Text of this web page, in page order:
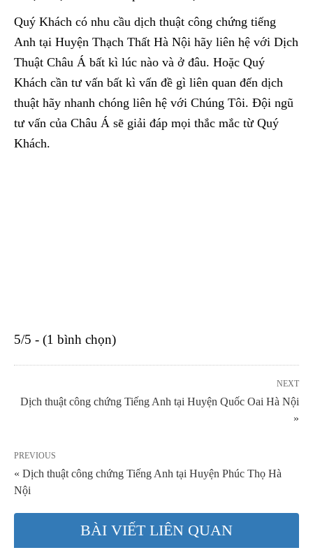
Quý Khách có nhu cầu dịch thuật công chứng tiếng
Anh tại Huyện Thạch Thất Hà Nội hãy liên hệ với Dịch
Thuật Châu Á bất kì lúc nào và ở đâu. Hoặc Quý
Khách cần tư vấn bất kì vấn đề gì liên quan đến dịch
thuật hãy nhanh chóng liên hệ với Chúng Tôi. Đội ngũ
tư vấn của Châu Á sẽ giải đáp mọi thắc mắc từ Quý
Khách.
5/5 - (1 bình chọn)
NEXT
Dịch thuật công chứng Tiếng Anh tại Huyện Quốc Oai Hà Nội
»
PREVIOUS
« Dịch thuật công chứng Tiếng Anh tại Huyện Phúc Thọ Hà
Nội
BÀI VIẾT LIÊN QUAN